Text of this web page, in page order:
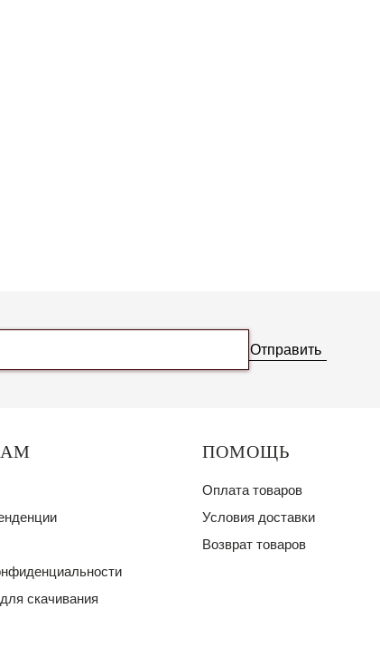
Отправить
скачивания
ПОМОЩЬ
Оплата товаров
Условия доставки
Возврат товаров